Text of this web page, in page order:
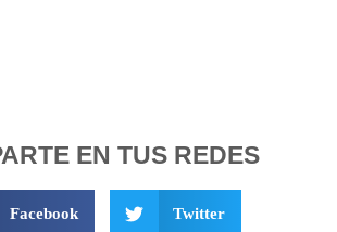
EN TUS REDES
Facebook Twitter